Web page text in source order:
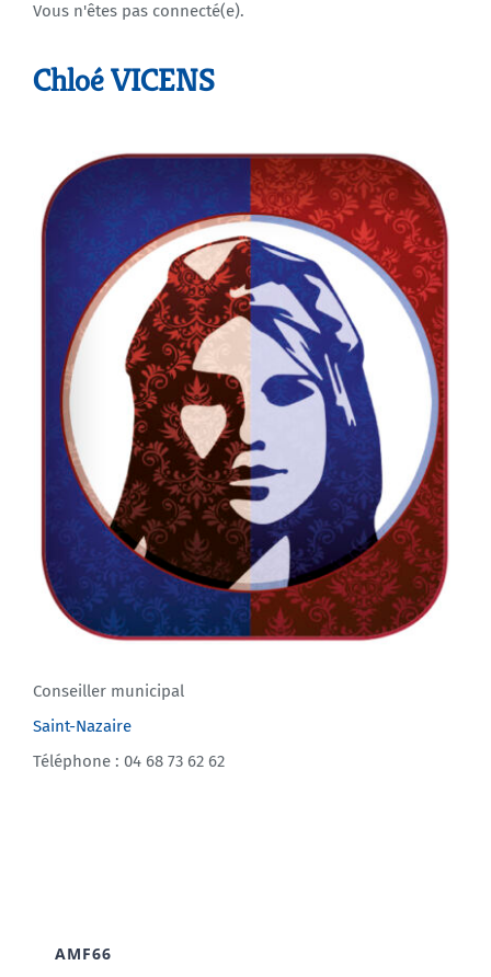
Agenda
Vous n'êtes pas connecté(e).
Chloé VICENS
Conseiller municipal
Saint-Nazaire
Téléphone : 04 68 73 62 62
AMF66